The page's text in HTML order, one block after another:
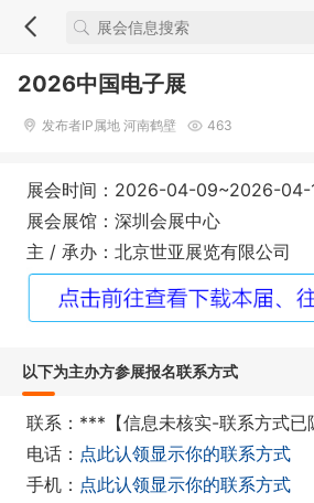
2026中国电子展
发布者IP属地 河南鹤壁 463
展会时间：2026-04-09~2026-04-
展会展馆：深圳会展中心
主 / 承办：北京世亚展览有限公司
以下为主办方参展报名联系方式
联系：***【信息未核实-联系方式已
电话： 点此认领显示你的联系方式
手机： 点此认领显示你的联系方式